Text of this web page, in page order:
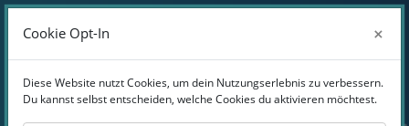
Zum Hauptinhalt
Website-Übersicht
Anmelden
Cookie Opt-In ×
Diese Website nutzt Cookies, um dein Nutzungserlebnis zu verbessern.
Du kannst selbst entscheiden, welche Cookies du aktivieren möchtest.
Cookie Opt-In ×
Diese Website nutzt Cookies, um dein Nutzungserlebnis zu verbessern.
Du kannst selbst entscheiden, welche Cookies du aktivieren möchtest.